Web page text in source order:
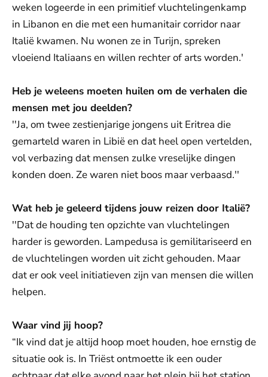
weken logeerde in een primitief vluchtelingenkamp
in Libanon en die met een humanitair corridor naar
Italië kwamen. Nu wonen ze in Turijn, spreken
vloeiend Italiaans en willen rechter of arts worden.'
Heb je weleens moeten huilen om de verhalen die
mensen met jou deelden?
''Ja, om twee zestienjarige jongens uit Eritrea die
gemarteld waren in Libië en dat heel open vertelden,
vol verbazing dat mensen zulke vreselijke dingen
konden doen. Ze waren niet boos maar verbaasd.''
Wat heb je geleerd tijdens jouw reizen door Italië?
''Dat de houding ten opzichte van vluchtelingen
harder is geworden. Lampedusa is gemilitariseerd en
de vluchtelingen worden uit zicht gehouden. Maar
dat er ook veel initiatieven zijn van mensen die willen
helpen.
Waar vind jij hoop?
“Ik vind dat je altijd hoop moet houden, hoe ernstig de
situatie ook is. In Triëst ontmoette ik een ouder